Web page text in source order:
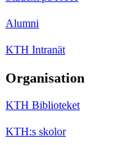
Alumni
KTH Intranät
Organisation
KTH Biblioteket
KTH:s skolor